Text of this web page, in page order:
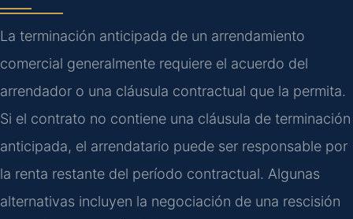
La terminación anticipada de un arrendamiento
comercial generalmente requiere el acuerdo del
arrendador o una cláusula contractual que la permita.
Si el contrato no contiene una cláusula de terminación
anticipada, el arrendatario puede ser responsable por
la renta restante del período contractual. Algunas
alternativas incluyen la negociación de una rescisión